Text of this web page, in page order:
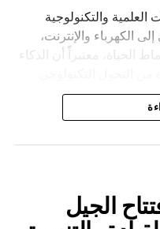
والتكنولوجية
الكهرباء والإنترنت،
الحياة، معتبراً أن الذكاء
نفسه تحديات مرتبطة
ينبغي أن يقوم
والتعاون لتحقيق
والرقابة لضمان
تنوع الحضارات
لبناء منظومة
الجيل